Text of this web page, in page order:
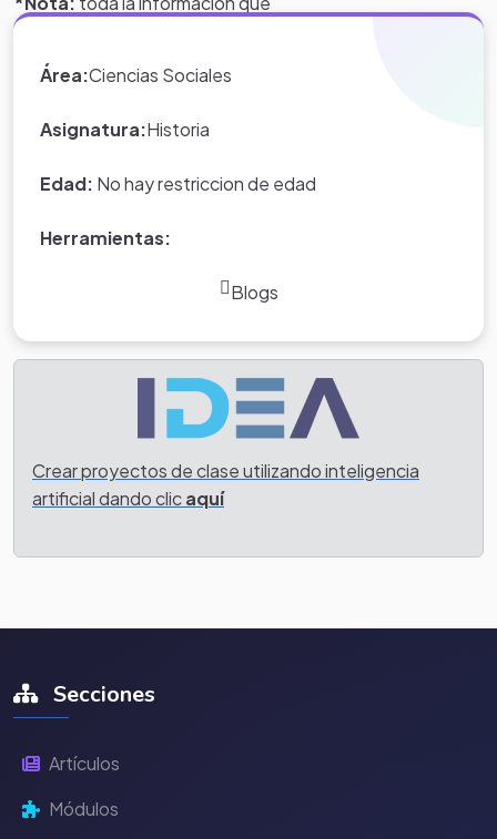
aparece en los Proyectos de Clase
y WebQuest del portal educativo
Eduteka es creada por los usuarios
Área:Ciencias Sociales
Asignatura:Historia
Edad: No hay restriccion de edad
Herramientas:
Blogs
Crear proyectos de clase utilizando inteligencia
artificial dando clicaquí
Secciones
Artículos
Módulos